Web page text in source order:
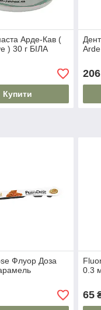
Арде-Кав (
) 30 г БІЛА
Купити
206
Флуор Доза
0.3
65